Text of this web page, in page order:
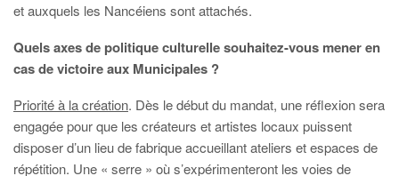
et auxquels les Nancéiens sont attachés.
Quels axes de politique culturelle souhaitez-vous mener en
cas de victoire aux Municipales ?
Priorité à la création. Dès le début du mandat, une réflexion sera
engagée pour que les créateurs et artistes locaux puissent
disposer d’un lieu de fabrique accueillant ateliers et espaces de
répétition. Une « serre » où s’expérimenteront les voies de